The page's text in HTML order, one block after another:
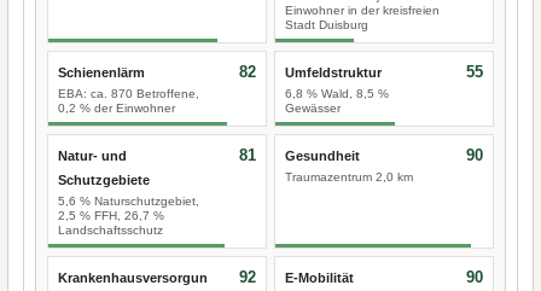
Einwohner in der kreisfreien
Stadt Duisburg
Schienenlärm
EBA: ca. 870 Betroffene,
0,2 % der Einwohner
82 Umfeldstruktur
6,8 % Wald, 8,5 %
Gewässer
55
Natur- und
Schutzgebiete
5,6 % Naturschutzgebiet,
2,5 % FFH, 26,7 %
Landschaftsschutz
81 Gesundheit
Traumazentrum 2,0 km
90
Krankenhausversorgun
92 E-Mobilität 90